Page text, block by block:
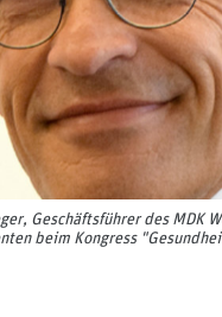
Geschäftsführer des MDK
beim Kongress